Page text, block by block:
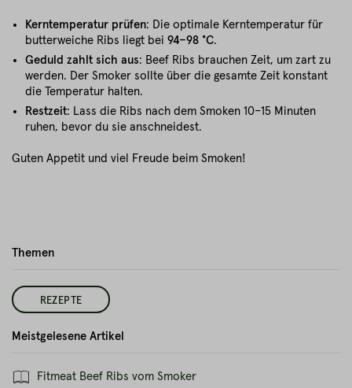
Themen
REZEPTE
Meistgelesene Artikel
Fitmeat Beef Ribs vom Smoker
Kerntemperatur prüfen: Die optimale Kerntemperatur für
butterweiche Ribs liegt bei 94–98 °C.
Geduld zahlt sich aus: Beef Ribs brauchen Zeit, um zart zu
werden. Der Smoker sollte über die gesamte Zeit konstant
die Temperatur halten.
Restzeit: Lass die Ribs nach dem Smoken 10–15 Minuten
ruhen, bevor du sie anschneidest.
Guten Appetit und viel Freude beim Smoken!